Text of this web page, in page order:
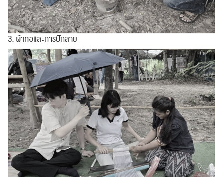
3. ผ้าทอและการปักลาย